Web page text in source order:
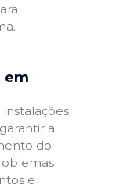
em
a
do
e